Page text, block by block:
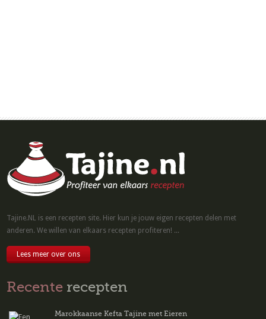
Tajine.NL is een recepten site. Hier kun je jouw eigen recepten delen met
anderen. We willen van elkaars recepten profiteren! ...
Lees meer over ons
Recente recepten
Marokkaanse Kefta Tajine met Eieren